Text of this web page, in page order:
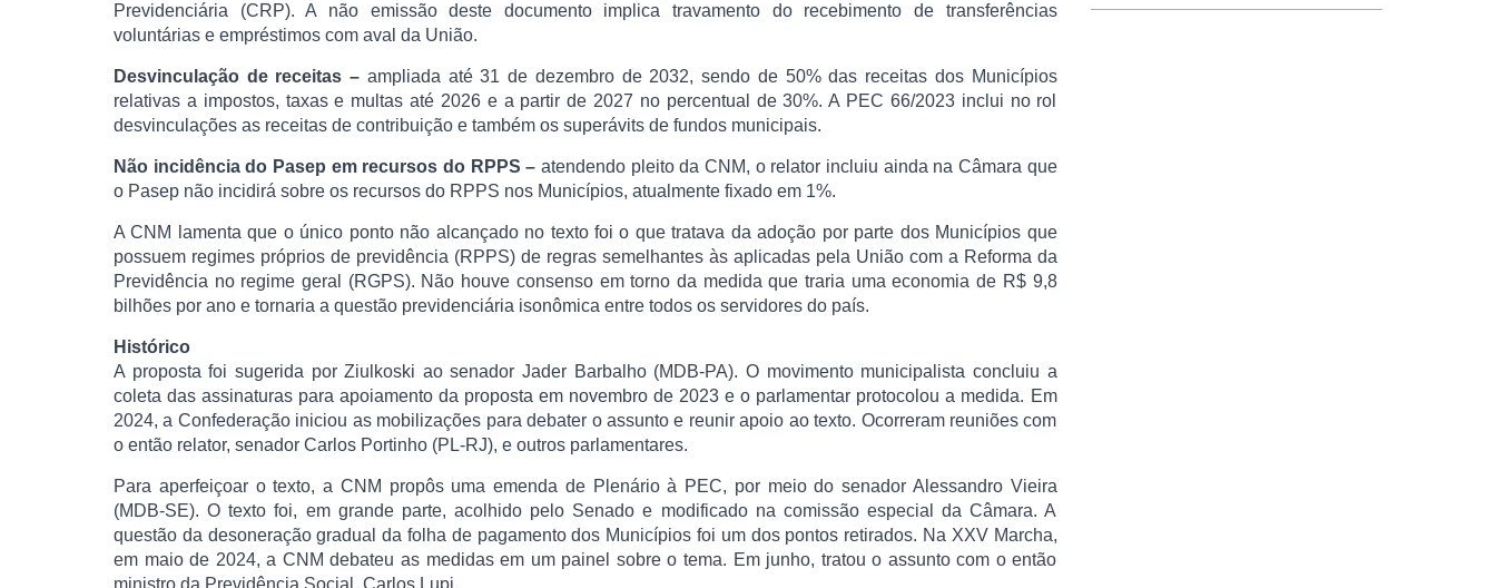
Previdenciária (CRP). A não emissão deste documento implica travamento do recebimento de transferências
voluntárias e empréstimos com aval da União.
Desvinculação de receitas – ampliada até 31 de dezembro de 2032, sendo de 50% das receitas dos Municípios
relativas a impostos, taxas e multas até 2026 e a partir de 2027 no percentual de 30%. A PEC 66/2023 inclui no rol
desvinculações as receitas de contribuição e também os superávits de fundos municipais.
Não incidência do Pasep em recursos do RPPS – atendendo pleito da CNM, o relator incluiu ainda na Câmara que
o Pasep não incidirá sobre os recursos do RPPS nos Municípios, atualmente fixado em 1%.
A CNM lamenta que o único ponto não alcançado no texto foi o que tratava da adoção por parte dos Municípios que
possuem regimes próprios de previdência (RPPS) de regras semelhantes às aplicadas pela União com a Reforma da
Previdência no regime geral (RGPS). Não houve consenso em torno da medida que traria uma economia de R$ 9,8
bilhões por ano e tornaria a questão previdenciária isonômica entre todos os servidores do país.
Histórico
A proposta foi sugerida por Ziulkoski ao senador Jader Barbalho (MDB-PA). O movimento municipalista concluiu a
coleta das assinaturas para apoiamento da proposta em novembro de 2023 e o parlamentar protocolou a medida. Em
2024, a Confederação iniciou as mobilizações para debater o assunto e reunir apoio ao texto. Ocorreram reuniões com
o então relator, senador Carlos Portinho (PL-RJ), e outros parlamentares.
Para aperfeiçoar o texto, a CNM propôs uma emenda de Plenário à PEC, por meio do senador Alessandro Vieira
(MDB-SE). O texto foi, em grande parte, acolhido pelo Senado e modificado na comissão especial da Câmara. A
questão da desoneração gradual da folha de pagamento dos Municípios foi um dos pontos retirados. Na XXV Marcha,
em maio de 2024, a CNM debateu as medidas em um painel sobre o tema. Em junho, tratou o assunto com o então
ministro da Previdência Social, Carlos Lupi.